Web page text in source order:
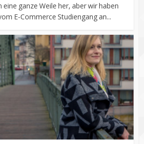
eine ganze Weile her, aber wir haben
E-Commerce Studiengang an...